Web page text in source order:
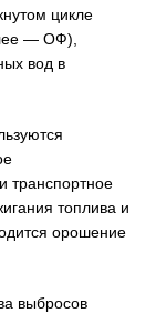
цикле
— ОФ),
вод в
транспортное
топлива и
орошение
выбросов